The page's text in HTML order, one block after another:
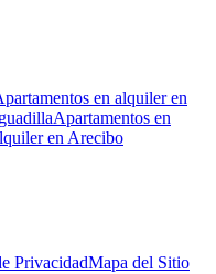
en alquiler en
Apartamentos en
en Arecibo
PrivacidadMapa del Sitio